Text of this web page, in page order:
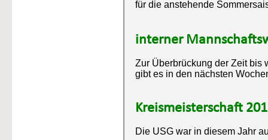
für die anstehende
interner
Zur Überbrückung der Zeit bis
gibt es in den nächsten
Kreismeisterschaft
Die USG war in diesem Jahr